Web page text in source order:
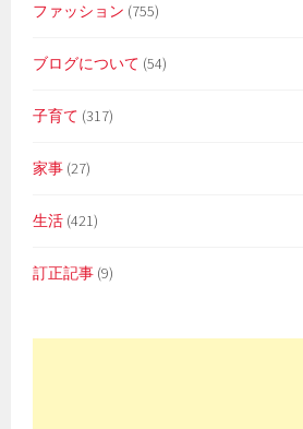
ファッション (755)
ブログについて (54)
子育て (317)
家事 (27)
生活 (421)
訂正記事 (9)